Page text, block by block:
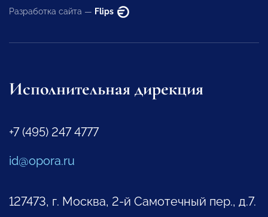
Разработка сайта — Flips
Исполнительная дирекция
+7 (495) 247 4777
id@opora.ru
127473, г. Москва, 2-й Самотечный пер., д.7.